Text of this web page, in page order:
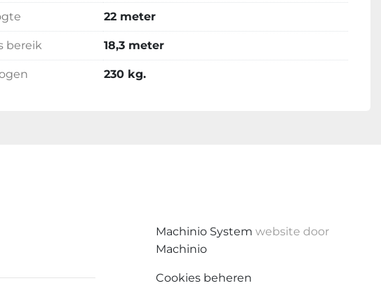
22 meter
bereik 18,3 meter
230 kg.
Machinio System website door
Machinio
Cookies beheren